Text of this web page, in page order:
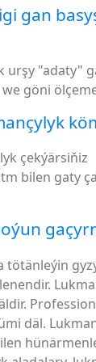
gan
urşy "adaty"
göni
çekýärsiňiz
bilen gaty
tötänleýin
däl.